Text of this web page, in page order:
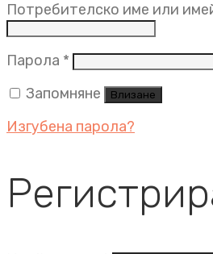
Потребителско име или
Парола * Задължително
Запомняне
Влизане
Изгубена парола?